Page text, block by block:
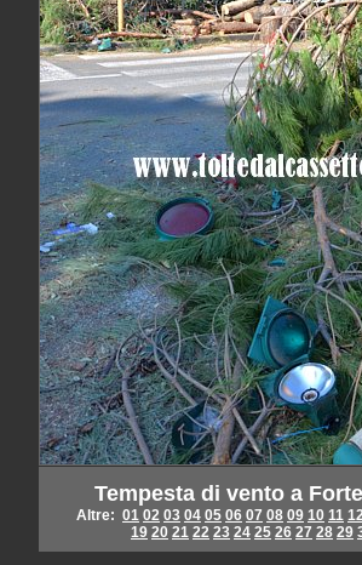
Tempesta di vento a
Altre: 01 02 03 04 05 06 07 08 09 10 11
19 20 21 22 23 24 25 26 27 28 29